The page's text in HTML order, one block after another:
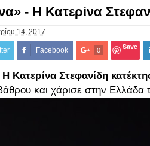
- Η Κατερίνα
14, 2017
Facebook 0 Save
Κατερίνα Στεφανίδη
και χάρισε στην Ελλάδα